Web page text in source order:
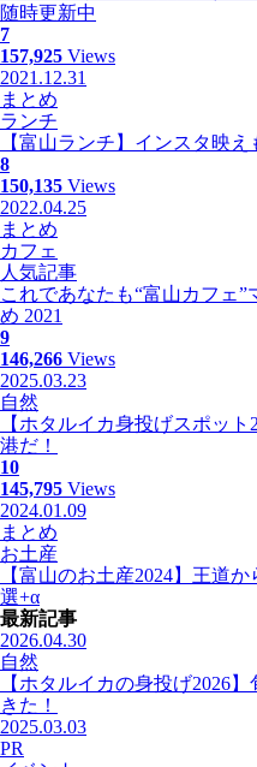
随時更新中
7
157,925 Views
2021.12.31
まとめ
ランチ
【富山ランチ】インスタ映
8
150,135 Views
2022.04.25
まとめ
カフェ
人気記事
これであなたも“富山カフェ
め 2021
9
146,266 Views
2025.03.23
自然
【ホタルイカ身投げスポッ
港だ！
10
145,795 Views
2024.01.09
まとめ
お土産
【富山のお土産2024】王道
選+α
最新記事
2026.04.30
自然
【ホタルイカの身投げ2026
きた！
2025.03.03
PR